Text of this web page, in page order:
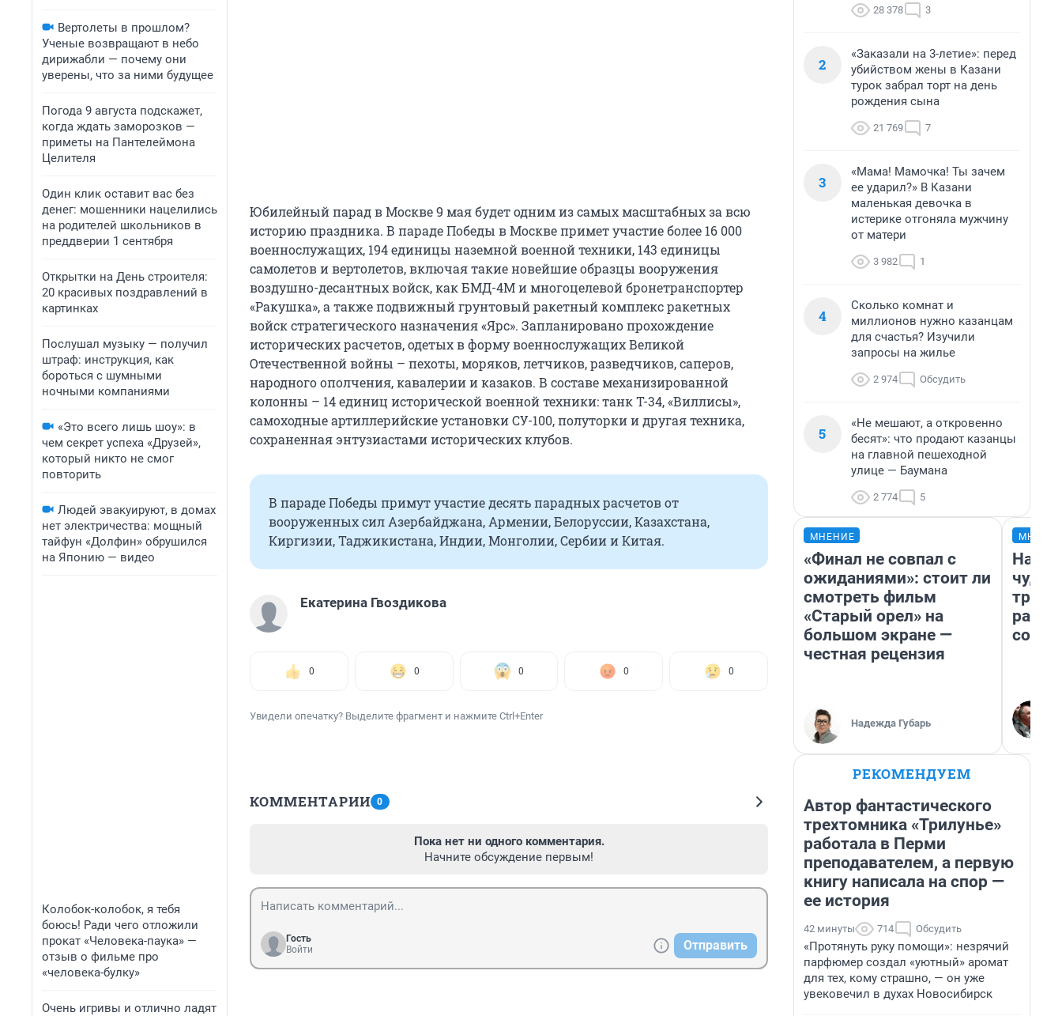
Вертолеты в прошлом?
Ученые возвращают в небо
дирижабли — почему они
уверены, что за ними будущее
Погода 9 августа подскажет,
когда ждать заморозков —
приметы на Пантелеймона
Целителя
Один клик оставит вас без
денег: мошенники нацелились
на родителей школьников в
преддверии 1 сентября
Открытки на День строителя:
20 красивых поздравлений в
картинках
Послушал музыку — получил
штраф: инструкция, как
бороться с шумными
ночными компаниями
«Это всего лишь шоу»: в
чем секрет успеха «Друзей»,
который никто не смог
повторить
Людей эвакуируют, в домах
нет электричества: мощный
тайфун «Долфин» обрушился
на Японию — видео
Колобок-колобок, я тебя
боюсь! Ради чего отложили
прокат «Человека-паука» —
отзыв о фильме про
«человека-булку»
Очень игривы и отлично ладят
Юбилейный парад в Москве 9 мая будет одним из самых масштабных за всю
историю праздника. В параде Победы в Москве примет участие более 16 000
военнослужащих, 194 единицы наземной военной техники, 143 единицы
самолетов и вертолетов, включая такие новейшие образцы вооружения
воздушно-десантных войск, как БМД-4М и многоцелевой бронетранспортер
«Ракушка», а также подвижный грунтовый ракетный комплекс ракетных
войск стратегического назначения «Ярс». Запланировано прохождение
исторических расчетов, одетых в форму военнослужащих Великой
Отечественной войны – пехоты, моряков, летчиков, разведчиков, саперов,
народного ополчения, кавалерии и казаков. В составе механизированной
колонны – 14 единиц исторической военной техники: танк Т-34, «Виллисы»,
самоходные артиллерийские установки СУ-100, полуторки и другая техника,
сохраненная энтузиастами исторических клубов.
В параде Победы примут участие десять парадных расчетов от
вооруженных сил Азербайджана, Армении, Белоруссии, Казахстана,
Киргизии, Таджикистана, Индии, Монголии, Сербии и Китая.
Екатерина Гвоздикова
0 0 0 0 0
Увидели опечатку? Выделите фрагмент и нажмите Ctrl+Enter
КОММЕНТАРИИ 0
Пока нет ни одного комментария.
Начните обсуждение первым!
Гость
Войти
Отправить
28 378 3
2
«Заказали на 3-летие»: перед
убийством жены в Казани
турок забрал торт на день
рождения сына
21 769 7
3
«Мама! Мамочка! Ты зачем
ее ударил?» В Казани
маленькая девочка в
истерике отгоняла мужчину
от матери
3 982 1
4
Сколько комнат и
миллионов нужно казанцам
для счастья? Изучили
запросы на жилье
2 974 Обсудить
5
«Не мешают, а откровенно
бесят»: что продают казанцы
на главной пешеходной
улице — Баумана
2 774 5
МНЕНИЕ
«Финал не совпал с
ожиданиями»: стоит ли
смотреть фильм
«Старый орел» на
большом экране —
честная рецензия
Надежда Губарь
РЕКОМЕНДУЕМ
Автор фантастического
трехтомника «Трилунье»
работала в Перми
преподавателем, а первую
книгу написала на спор —
ее история
42 минуты 714 Обсудить
«Протянуть руку помощи»: незрячий
парфюмер создал «уютный» аромат
для тех, кому страшно, — он уже
увековечил в духах Новосибирск